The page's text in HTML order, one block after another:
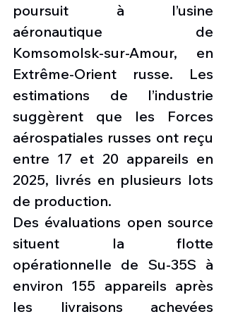
poursuit à l’usine
aéronautique de
Komsomolsk-sur-Amour, en
Extrême-Orient russe. Les
estimations de l’industrie
suggèrent que les Forces
aérospatiales russes ont reçu
entre 17 et 20 appareils en
2025, livrés en plusieurs lots
de production.
Des évaluations open source
situent la flotte
opérationnelle de Su-35S à
environ 155 appareils après
les livraisons achevées